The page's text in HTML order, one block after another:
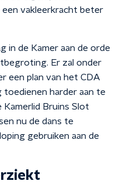
vakleerkracht beter
in de Kamer aan de orde
Er zal onder
een plan van het CDA
harder aan te
Kamerlid Bruins Slot
nu de dans te
gebruiken aan de